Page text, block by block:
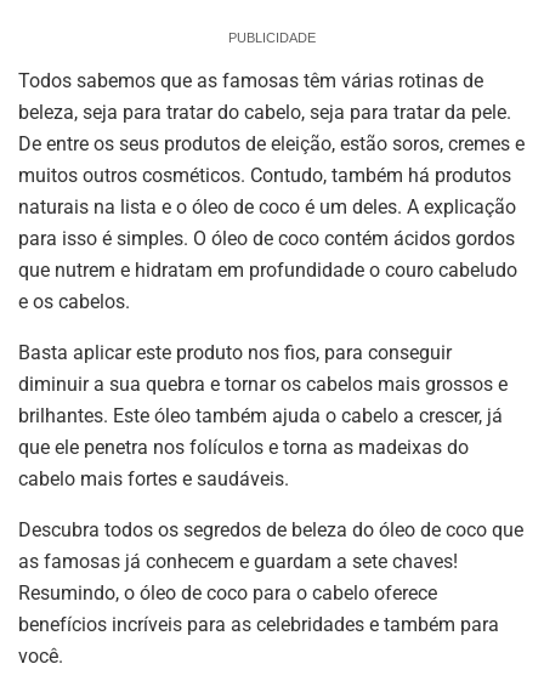
PUBLICIDADE
Todos sabemos que as famosas têm várias rotinas de
beleza, seja para tratar do cabelo, seja para tratar da pele.
De entre os seus produtos de eleição, estão soros, cremes e
muitos outros cosméticos. Contudo, também há produtos
naturais na lista e o óleo de coco é um deles. A explicação
para isso é simples. O óleo de coco contém ácidos gordos
que nutrem e hidratam em profundidade o couro cabeludo
e os cabelos.
Basta aplicar este produto nos fios, para conseguir
diminuir a sua quebra e tornar os cabelos mais grossos e
brilhantes. Este óleo também ajuda o cabelo a crescer, já
que ele penetra nos folículos e torna as madeixas do
cabelo mais fortes e saudáveis.
Descubra todos os segredos de beleza do óleo de coco que
as famosas já conhecem e guardam a sete chaves!
Resumindo, o óleo de coco para o cabelo oferece
benefícios incríveis para as celebridades e também para
você.